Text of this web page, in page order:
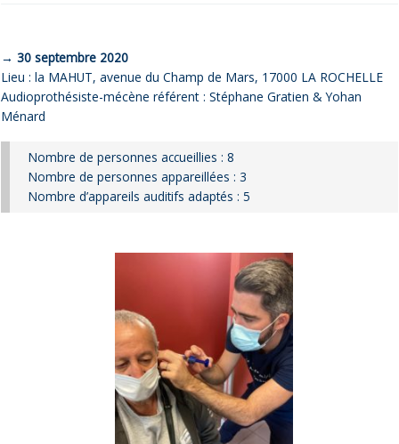
→ 30 septembre 2020
Lieu : la MAHUT, avenue du Champ de Mars, 17000 LA ROCHELLE
Audioprothésiste-mécène référent : Stéphane Gratien & Yohan
Ménard
Nombre de personnes accueillies : 8
Nombre de personnes appareillées : 3
Nombre d’appareils auditifs adaptés : 5